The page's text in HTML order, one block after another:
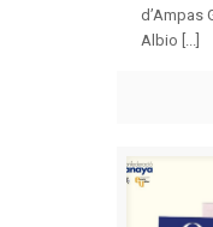
d’Ampas
Albio [...]